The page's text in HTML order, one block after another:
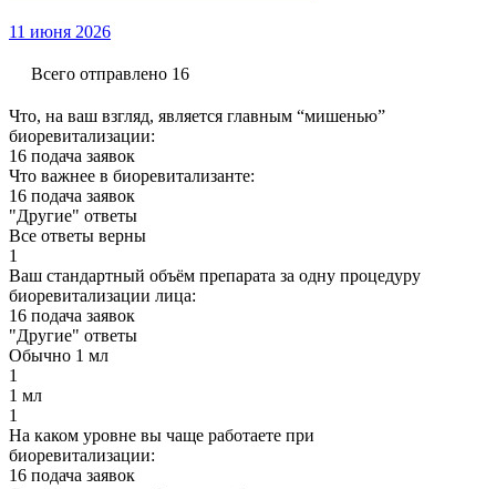
11 июня 2026
Всего отправлено 16
Что, на ваш взгляд, является главным “мишенью”
биоревитализации:
16 подача заявок
Что важнее в биоревитализанте:
16 подача заявок
"Другие" ответы
Все ответы верны
1
Ваш стандартный объём препарата за одну процедуру
биоревитализации лица:
16 подача заявок
"Другие" ответы
Обычно 1 мл
1
1 мл
1
На каком уровне вы чаще работаете при
биоревитализации:
16 подача заявок